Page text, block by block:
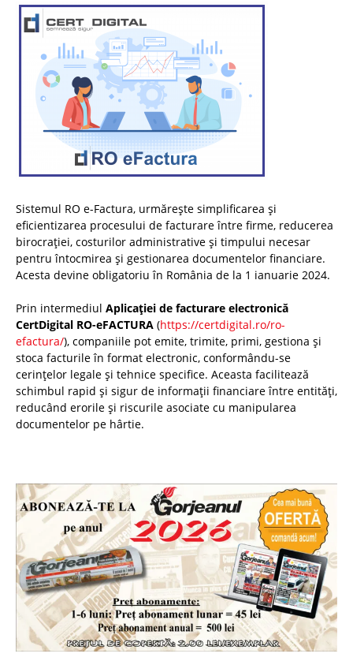
Sistemul RO e-Factura, urmărește simplificarea și
eficientizarea procesului de facturare între firme, reducerea
birocrației, costurilor administrative și timpului necesar
pentru întocmirea și gestionarea documentelor financiare.
Acesta devine obligatoriu în România de la 1 ianuarie 2024.
Prin intermediul Aplicației de facturare electronică
CertDigital RO-eFACTURA (https://certdigital.ro/ro-
efactura/), companiile pot emite, trimite, primi, gestiona și
stoca facturile în format electronic, conformându-se
cerințelor legale și tehnice specifice. Aceasta facilitează
schimbul rapid și sigur de informații financiare între entități,
reducând erorile și riscurile asociate cu manipularea
documentelor pe hârtie.